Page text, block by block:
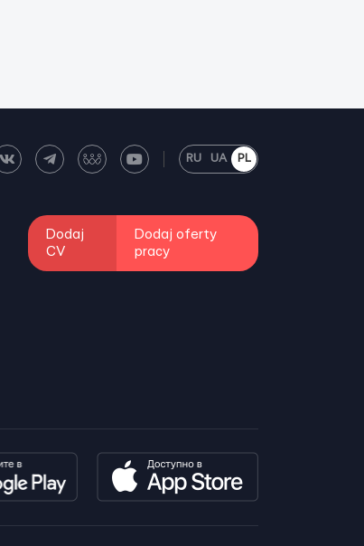
RU UA PL
Dodaj
CV
Dodaj oferty
pracy